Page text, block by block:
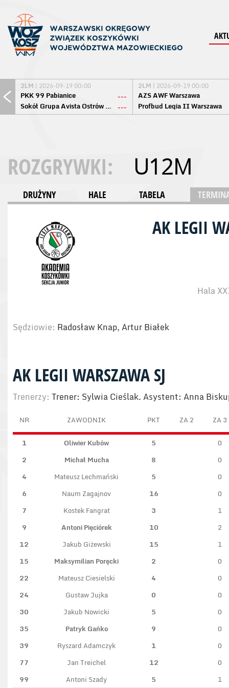
2LM | 2026-09-19 00:00
PKK 99 Pabianice
---
Sokół Grupa Avista Ostrów Maz. ---
2LM | 2026-09-19 00:00
AZS AWF Warszawa
Profbud Legia II Warszawa
ROZGRYWKI: U12M
DRUŻYNY HALE TABELA
AK LEGII
Hala
Sędziowie: Radosław Knap, Artur Białek
AK LEGII WARSZAWA SJ
Trenerzy: Trener: Sylwia Cieślak. Asystent: Anna
NR ZAWODNIK PKT ZA 2 ZA 3
1 Oliwier Kubów 5
0
2
Michał Mucha 8
0
4
Mateusz Lechmański 5
0
6
Naum Zagajnov 16
0
7
Kostek Fangrat 3
1
9
Antoni Pięciórek 10
2
12
Jakub Giżewski 15
1
15
Maksymilian Poręcki 2
0
22
Mateusz Ciesielski 4
0
24
Gustaw Jujka 0
0
30
Jakub Nowicki 5
0
35
Patryk Gańko 9
0
39
Ryszard Adamczyk 1
0
77
Jan Treichel 12
0
99
Antoni Szady 5
1